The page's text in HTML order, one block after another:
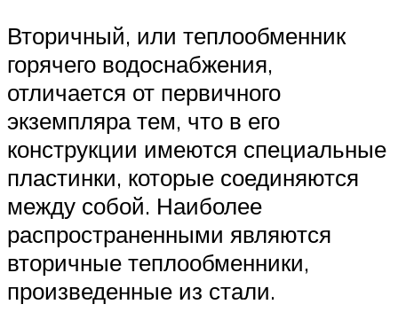
Вторичный, или теплообменник
горячего водоснабжения,
отличается от первичного
экземпляра тем, что в его
конструкции имеются специальные
пластинки, которые соединяются
между собой. Наиболее
распространенными являются
вторичные теплообменники,
произведенные из стали.